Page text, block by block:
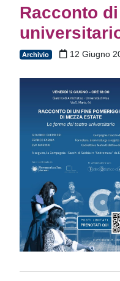
Racconto
Archivio 12 Giugno